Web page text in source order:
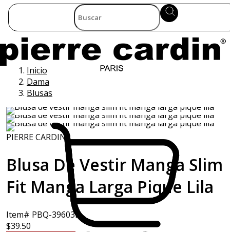
Inicio
Dama
Blusas
PIERRE CARDIN
Blusa De Vestir Manga Slim
Fit Manga Larga Pique Lila
Item# PBQ-39603L
$39.50